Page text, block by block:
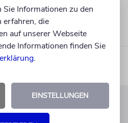
Informationen zu den
erfahren, die
auf unserer Webseite
Informationen finden Sie
.
EINSTELLUNGEN